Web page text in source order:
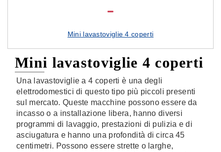
Mini lavastoviglie 4 coperti
Mini lavastoviglie 4 coperti
Una lavastoviglie a 4 coperti è una degli
elettrodomestici di questo tipo più piccoli presenti
sul mercato. Queste macchine possono essere da
incasso o a installazione libera, hanno diversi
programmi di lavaggio, prestazioni di pulizia e di
asciugatura e hanno una profondità di circa 45
centimetri. Possono essere strette o larghe,